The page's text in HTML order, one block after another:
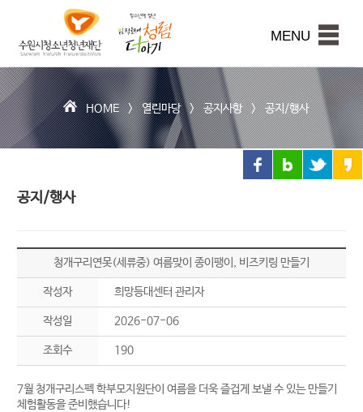
본문내용 바로가기
시
청
소
년
청
년
재
단
MENU
HOME >열린마당>공지사항>공지/행사
공지/행사
청개구리연못(세류중) 여름맞이 종이팽이, 비즈키링 만들기
작성자 희망등대센터 관리자
작성일 2026-07-06
조회수 190
7월 청개구리스펙 학부모지원단이 여름을 더욱 즐겁게 보낼 수 있는 만들기
체험활동을 준비했습니다!